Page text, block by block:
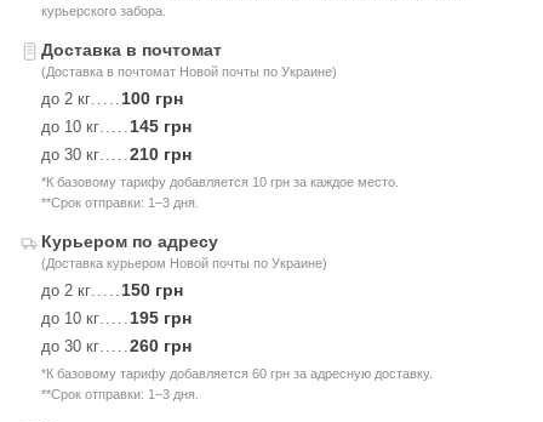
курьерского забора.
Доставка в почтомат
(Доставка в почтомат Новой почты по Украине)
до 2 кг.....100 грн
до 10 кг.....145 грн
до 30 кг.....210 грн
*К базовому тарифу добавляется 10 грн за каждое место.
**Срок отправки: 1–3 дня.
Курьером по адресу
(Доставка курьером Новой почты по Украине)
до 2 кг.....150 грн
до 10 кг.....195 грн
до 30 кг.....260 грн
*К базовому тарифу добавляется 60 грн за адресную доставку.
**Срок отправки: 1–3 дня.